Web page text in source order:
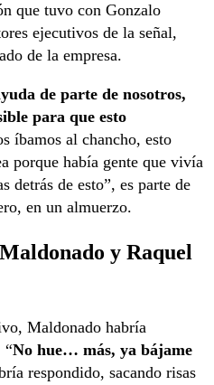
que tuvo con Gonzalo
ejecutivos de la señal,
de la empresa.
de parte de nosotros,
para que esto
íbamos al chancho, esto
porque había gente que vivía
detrás de esto”, es parte de
en un almuerzo.
y Raquel
Maldonado habría
“No hue… más, ya bájame
respondido, sacando risas